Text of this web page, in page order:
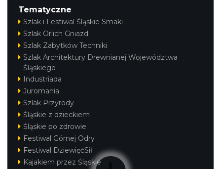
Tematyczne
Szlak i Festiwal Śląskie Smaki
Szlak Orlich Gniazd
Szlak Zabytków Techniki
Szlak Architektury Drewnianej Województwa
Śląskiego
Industriada
Juromania
Szlak Przyrody
Śląskie z dzieckiem
Śląskie po zdrowie
Festiwal Górnej Odry
Festiwal DziewięćSił
Kajakiem przez Śląskie